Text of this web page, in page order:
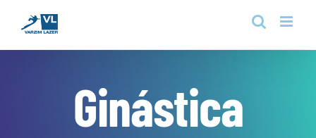
content
Ginástica